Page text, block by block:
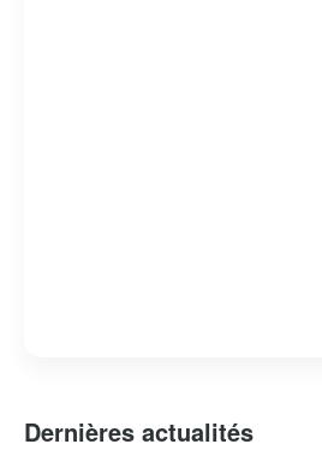
Dernières actualités